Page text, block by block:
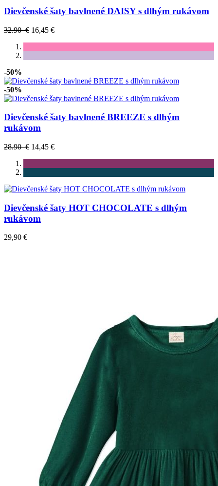
Dievčenské šaty bavlnené DAISY s dlhým rukávom
32.90 € 16,45 €
-50%
-50%
Dievčenské šaty bavlnené BREEZE s dlhým
rukávom
28.90 € 14,45 €
Dievčenské šaty HOT CHOCOLATE s dlhým
rukávom
29,90 €